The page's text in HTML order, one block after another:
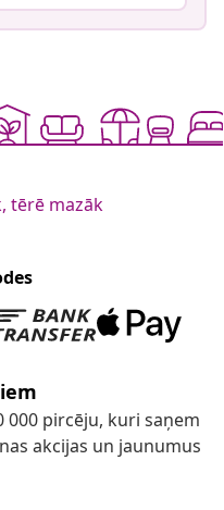
tērē mazāk
000 pircēju, kuri saņem
akcijas un jaunumus